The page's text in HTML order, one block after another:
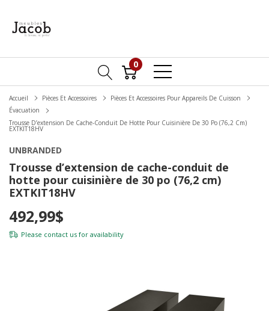
0
Accueil Pièces Et Accessoires
Pièces Et Accessoires Pour Appareils De Cuisson
Évacuation
Trousse D’extension De Cache-Conduit De Hotte Pour Cuisinière De 30 Po (76,2 Cm)
EXTKIT18HV
UNBRANDED
Trousse d’extension de cache-conduit de
hotte pour cuisinière de 30 po (76,2 cm)
EXTKIT18HV
492,99$
Please contact us for availability